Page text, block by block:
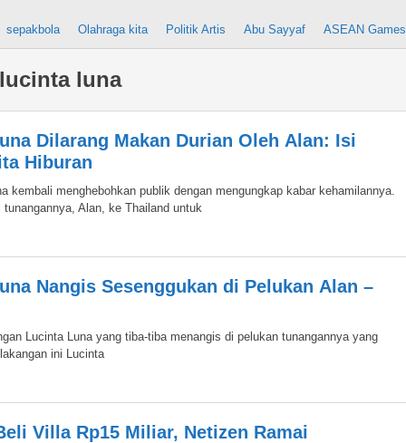
sepakbola Olahraga kita Politik Artis Abu Sayyaf ASEAN Games
luna
Dilarang Makan Durian Oleh Alan: Isi
Hiburan
kembali menghebohkan publik dengan mengungkap kabar kehamilannya.
Alan, ke Thailand untuk
Nangis Sesenggukan di Pelukan Alan –
Lucinta Luna yang tiba-tiba menangis di pelukan tunangannya yang
ini Lucinta
Villa Rp15 Miliar, Netizen Ramai